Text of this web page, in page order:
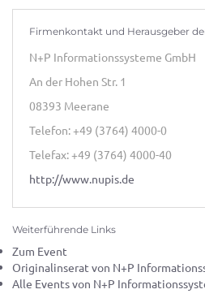
Firmenkontakt und Herausgeber
N+P Informationssysteme GmbH
An der Hohen Str. 1
08393 Meerane
Telefon: +49 (3764) 4000-0
Telefax: +49 (3764) 4000-40
http://www.nupis.de
Weiterführende Links
Zum Event
Originalinserat von N+P
Alle Events von N+P